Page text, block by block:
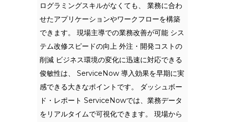
ログラミングスキルがなくても、 業務に合わ
せたアプリケーションやワークフローを構築
できます。 現場主導での業務改善が可能 シス
テム改修スピードの向上 外注・開発コストの
削減 ビジネス環境の変化に迅速に対応できる
俊敏性は、 ServiceNow 導入効果を早期に実
感できる大きなポイントです。 ダッシュボー
ド・レポート ServiceNowでは、業務データ
をリアルタイムで可視化できます。 現場から